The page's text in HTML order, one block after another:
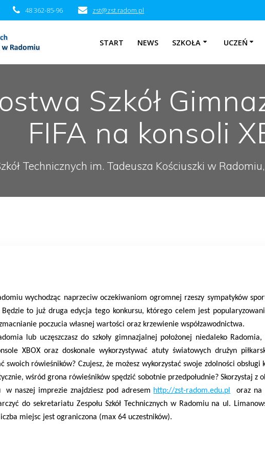
48 362-85-96 zst@zst.radom.pl
START NEWS SZKOŁA UCZEŃ
Szkół
FIFA na konsoli
Technicznych im. Tadeusza Kościuszki w
wychodząc naprzeciw oczekiwaniom ogromnej rzeszy sympatyków
Będzie to już druga edycja tego konkursu, którego celem jest
poczucia własnej wartości oraz krzewienie współzawodnictwa.
lub uczęszczasz do szkoły gimnazjalnej położonej niedaleko
XBOX oraz doskonale wykorzystywać atuty światowych drużyn
swoich rówieśników? Czujesz, że możesz wykorzystać swoje zdolności
wśród grona rówieśników spędzić sobotnie przedpołudnie? Skorzystaj z
w naszej imprezie znajdziesz pod adresem http://zst-radom.edu.pl
oraz na
do sekretariatu Zespołu Szkół Technicznych w Radomiu na ul.
miejsc jest ograniczona (max 64 uczestników).